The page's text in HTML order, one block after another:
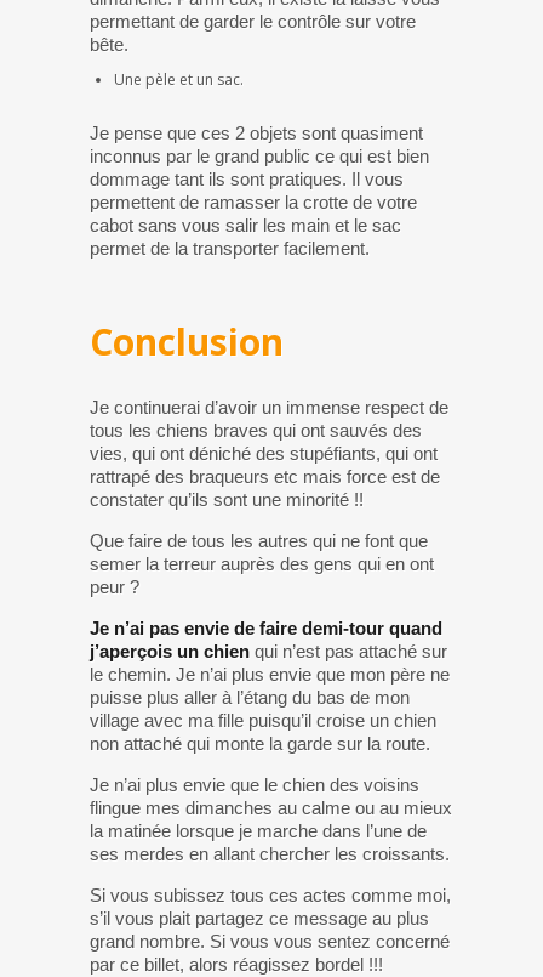
permettant de garder le contrôle sur votre
bête.
Une pèle et un sac.
Je pense que ces 2 objets sont quasiment
inconnus par le grand public ce qui est bien
dommage tant ils sont pratiques. Il vous
permettent de ramasser la crotte de votre
cabot sans vous salir les main et le sac
permet de la transporter facilement.
Conclusion
Je continuerai d’avoir un immense respect de
tous les chiens braves qui ont sauvés des
vies, qui ont déniché des stupéfiants, qui ont
rattrapé des braqueurs etc mais force est de
constater qu’ils sont une minorité !!
Que faire de tous les autres qui ne font que
semer la terreur auprès des gens qui en ont
peur ?
Je n’ai pas envie de faire demi-tour quand
j’aperçois un chien qui n’est pas attaché sur
le chemin. Je n’ai plus envie que mon père ne
puisse plus aller à l’étang du bas de mon
village avec ma fille puisqu’il croise un chien
non attaché qui monte la garde sur la route.
Je n’ai plus envie que le chien des voisins
flingue mes dimanches au calme ou au mieux
la matinée lorsque je marche dans l’une de
ses merdes en allant chercher les croissants.
Si vous subissez tous ces actes comme moi,
s’il vous plait partagez ce message au plus
grand nombre. Si vous vous sentez concerné
par ce billet, alors réagissez bordel !!!